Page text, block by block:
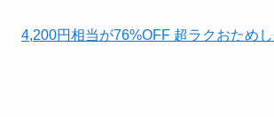
4,200円相当が76%OFF 超ラクおためし